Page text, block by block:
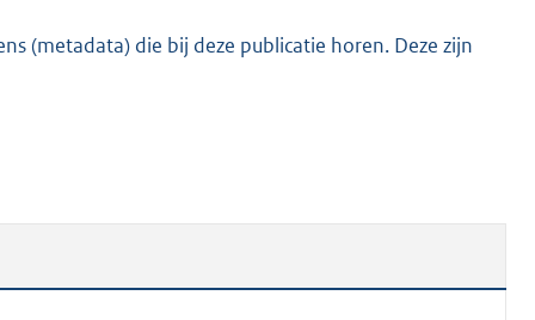
(metadata) die bij deze publicatie horen. Deze zijn